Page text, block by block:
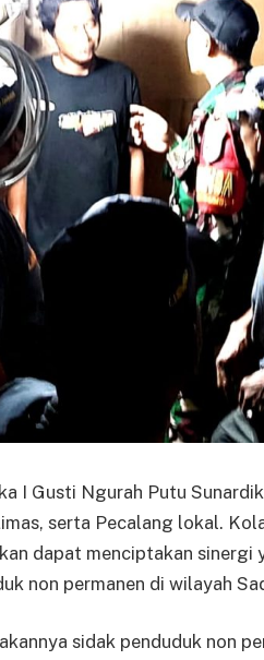
I Gusti Ngurah Putu
serta Pecalang lokal.
dapat menciptakan sinergi
non permanen di wilayah
sidak penduduk non